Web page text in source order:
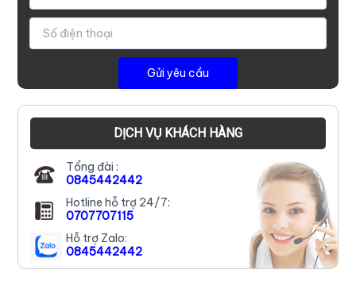
DỊCH VỤ KHÁCH HÀNG
Tổng đài :
0845442442
Hotline hỗ trợ 24/7:
0707707115
Hỗ trợ Zalo:
0845442442